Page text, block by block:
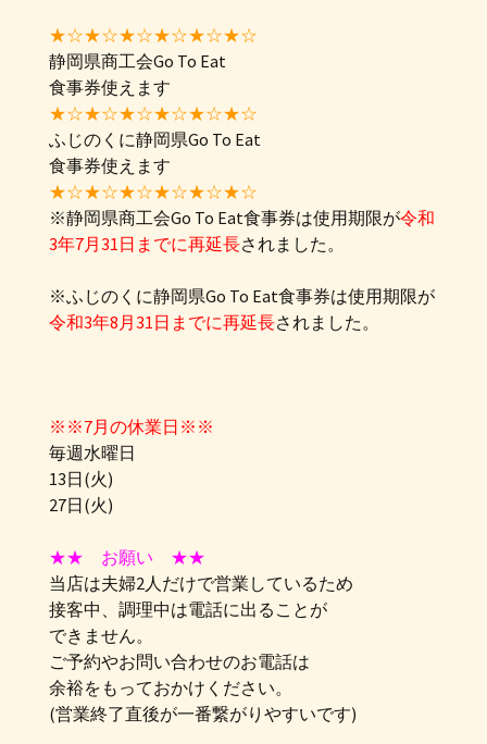
★☆★☆★☆★☆★☆★☆
静岡県商工会Go To Eat
食事券使えます
★☆★☆★☆★☆★☆★☆
ふじのくに静岡県Go To Eat
食事券使えます
★☆★☆★☆★☆★☆★☆
※静岡県商工会Go To Eat食事券は使用期限が令和
3年7月31日までに再延長されました。
※ふじのくに静岡県Go To Eat食事券は使用期限が
令和3年8月31日までに再延長されました。
※※7月の休業日※※
毎週水曜日
13日(火)
27日(火)
★★ お願い ★★
当店は夫婦2人だけで営業しているため
接客中、調理中は電話に出ることが
できません。
ご予約やお問い合わせのお電話は
余裕をもっておかけください。
(営業終了直後が一番繋がりやすいです)